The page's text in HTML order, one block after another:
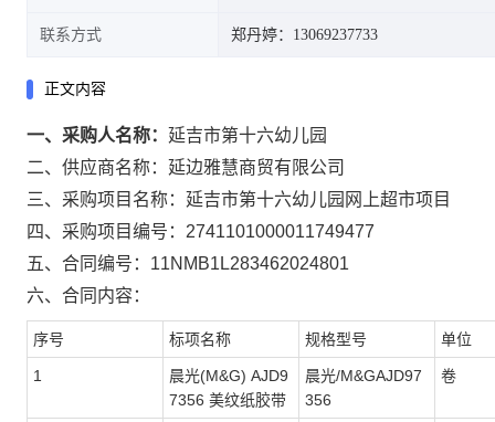
联系方式 郑丹婷：13069237733
正文内容
一、采购人名称： 延吉市第十六幼儿园
二、供应商名称： 延边雅慧商贸有限公司
三、采购项目名称： 延吉市第十六幼儿园网上超市项目
四、采购项目编号： 2741101000011749477
五、合同编号： 11NMB1L283462024801
六、合同内容：
序号 标项名称 规格型号 单位
1
晨光(M&G) AJD9
7356 美纹纸胶带
晨光/M&GAJD97
356
卷